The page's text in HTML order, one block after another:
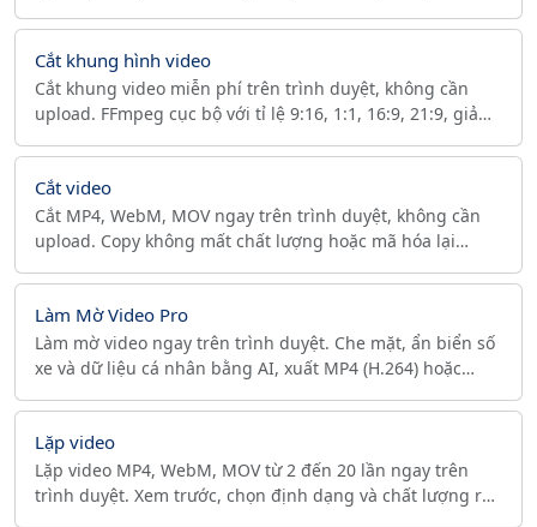
Cắt khung hình video
Cắt khung video miễn phí trên trình duyệt, không cần
upload. FFmpeg cục bộ với tỉ lệ 9:16, 1:1, 16:9, 21:9, giảm
Cắt video
Cắt MP4, WebM, MOV ngay trên trình duyệt, không cần
upload. Copy không mất chất lượng hoặc mã hóa lại
Làm Mờ Video Pro
Làm mờ video ngay trên trình duyệt. Che mặt, ẩn biển số
xe và dữ liệu cá nhân bằng AI, xuất MP4 (H.264) hoặc
Lặp video
Lặp video MP4, WebM, MOV từ 2 đến 20 lần ngay trên
trình duyệt. Xem trước, chọn định dạng và chất lượng rồi